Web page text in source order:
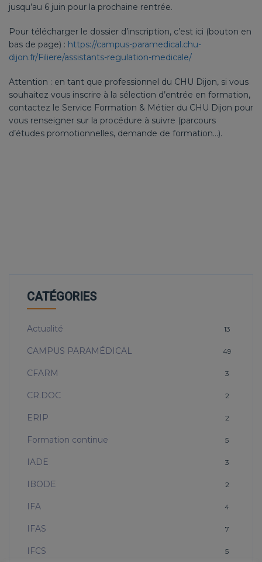
jusqu’au 6 juin pour la prochaine rentrée.
Pour télécharger le dossier d’inscription, c’est ici (bouton en
bas de page) : https://campus-paramedical.chu-
dijon.fr/Filiere/assistants-regulation-medicale/
Attention : en tant que professionnel du CHU Dijon, si vous
souhaitez vous inscrire à la sélection d’entrée en formation,
contactez le Service Formation & Métier du CHU Dijon pour
vous renseigner sur la procédure à suivre (parcours
d’études promotionnelles, demande de formation…).
CATÉGORIES
Actualité 13
CAMPUS PARAMÉDICAL 49
CFARM 3
CR.DOC 2
ERIP 2
Formation continue 5
IADE 3
IBODE 2
IFA 4
IFAS 7
IFCS 5